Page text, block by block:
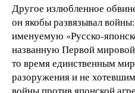
Другое излюбленное
он якобы развязывал
именуемую «Русско-
названную Первой
то время единственным
разоружения и не
войны против японской